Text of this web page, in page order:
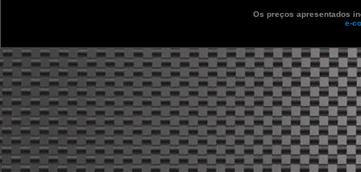
Os preços apresentados
e-